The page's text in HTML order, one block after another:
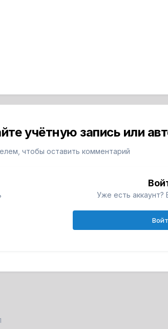
учётную запись или
чтобы оставить комментарий
Уже есть аккаунт?